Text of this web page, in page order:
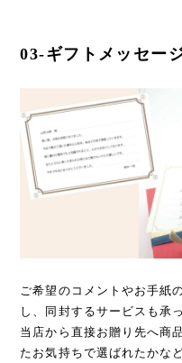
03-ギフトメッセー
ご希望のコメントやお手紙
し、同封するサービスも承
当店から直接お贈り先へ商
たお気持ちで選ばれたかな